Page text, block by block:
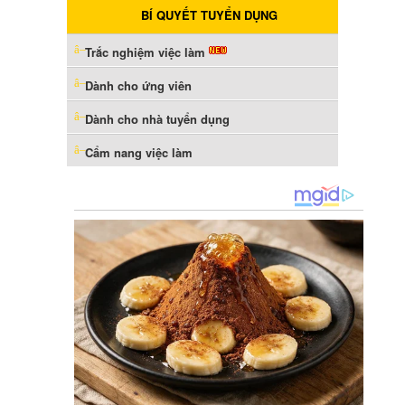
BÍ QUYẾT TUYỂN DỤNG
Trắc nghiệm việc làm
Dành cho ứng viên
Dành cho nhà tuyển dụng
Cẩm nang việc làm